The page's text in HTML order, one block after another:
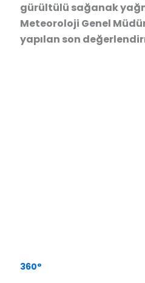
gürültülü sağanak
Meteoroloji Genel
yapılan son
360°